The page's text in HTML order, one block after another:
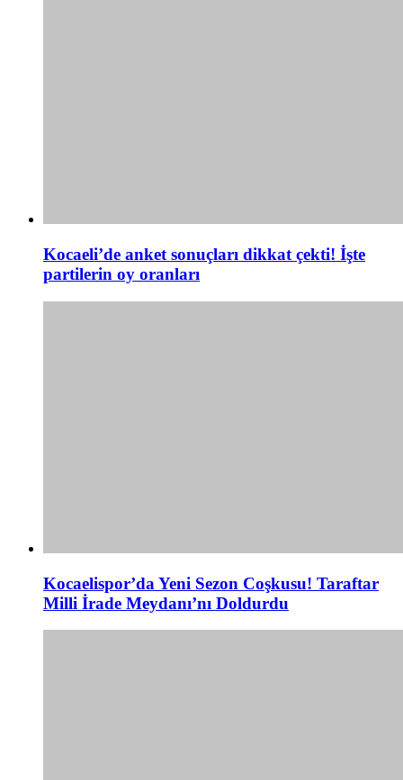
Kocaeli’de anket sonuçları dikkat çekti! İşte
partilerin oy oranları
Kocaelispor’da Yeni Sezon Coşkusu! Taraftar
Milli İrade Meydanı’nı Doldurdu